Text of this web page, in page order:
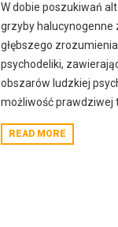
W dobie poszukiwań
grzyby halucynogenne
głębszego
psychodeliki,
obszarów ludzkiej
możliwość prawdziwej
READ MORE